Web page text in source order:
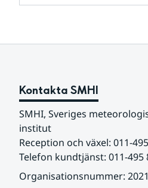
Kontakta SMHI
SMHI, Sveriges
institut
Reception och växel: 011-
Telefon kundtjänst: 011-495
Organisationsnummer: